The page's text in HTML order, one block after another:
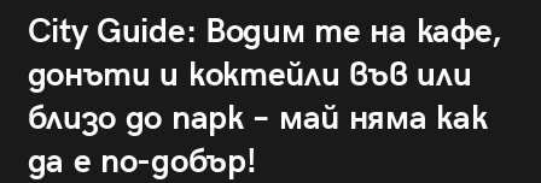
City Guide: Водим те на кафе,
донъти и коктейли във или
близо до парк – май няма как
да е по-добър!